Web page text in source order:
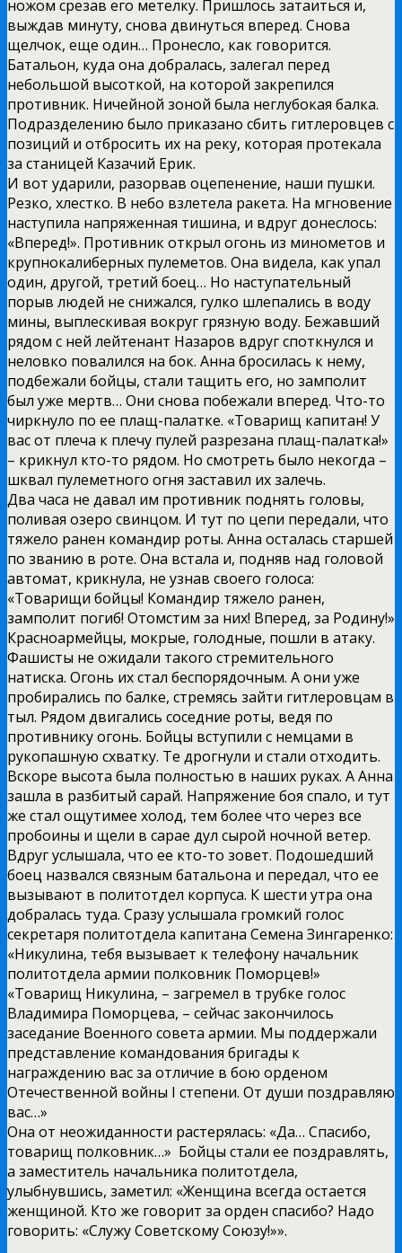
ножом срезав его метелку. Пришлось затаиться и,
выждав минуту, снова двинуться вперед. Снова
щелчок, еще один… Пронесло, как говорится.
Батальон, куда она добралась, залегал перед
небольшой высоткой, на которой закрепился
противник. Ничейной зоной была неглубокая балка.
Подразделению было приказано сбить гитлеровцев с
позиций и отбросить их на реку, которая протекала
за станицей Казачий Ерик.
И вот ударили, разорвав оцепенение, наши пушки.
Резко, хлестко. В небо взлетела ракета. На мгновение
наступила напряженная тишина, и вдруг донеслось:
«Вперед!». Противник открыл огонь из минометов и
крупнокалиберных пулеметов. Она видела, как упал
один, другой, третий боец… Но наступательный
порыв людей не снижался, гулко шлепались в воду
мины, выплескивая вокруг грязную воду. Бежавший
рядом с ней лейтенант Назаров вдруг споткнулся и
неловко повалился на бок. Анна бросилась к нему,
подбежали бойцы, стали тащить его, но замполит
был уже мертв… Они снова побежали вперед. Что-то
чиркнуло по ее плащ-палатке. «Товарищ капитан! У
вас от плеча к плечу пулей разрезана плащ-палатка!»
– крикнул кто-то рядом. Но смотреть было некогда –
шквал пулеметного огня заставил их залечь.
Два часа не давал им противник поднять головы,
поливая озеро свинцом. И тут по цепи передали, что
тяжело ранен командир роты. Анна осталась старшей
по званию в роте. Она встала и, подняв над головой
автомат, крикнула, не узнав своего голоса:
«Товарищи бойцы! Командир тяжело ранен,
замполит погиб! Отомстим за них! Вперед, за Родину!»
Красноармейцы, мокрые, голодные, пошли в атаку.
Фашисты не ожидали такого стремительного
натиска. Огонь их стал беспорядочным. А они уже
пробирались по балке, стремясь зайти гитлеровцам в
тыл. Рядом двигались соседние роты, ведя по
противнику огонь. Бойцы вступили с немцами в
рукопашную схватку. Те дрогнули и стали отходить.
Вскоре высота была полностью в наших руках. А Анна
зашла в разбитый сарай. Напряжение боя спало, и тут
же стал ощутимее холод, тем более что через все
пробоины и щели в сарае дул сырой ночной ветер.
Вдруг услышала, что ее кто-то зовет. Подошедший
боец назвался связным батальона и передал, что ее
вызывают в политотдел корпуса. К шести утра она
добралась туда. Сразу услышала громкий голос
секретаря политотдела капитана Семена Зингаренко:
«Никулина, тебя вызывает к телефону начальник
политотдела армии полковник Поморцев!»
«Товарищ Никулина, – загремел в трубке голос
Владимира Поморцева, – сейчас закончилось
заседание Военного совета армии. Мы поддержали
представление командования бригады к
награждению вас за отличие в бою орденом
Отечественной войны I степени. От души поздравляю
вас…»
Она от неожиданности растерялась: «Да… Спасибо,
товарищ полковник…» Бойцы стали ее поздравлять,
а заместитель начальника политотдела,
улыбнувшись, заметил: «Женщина всегда остается
женщиной. Кто же говорит за орден спасибо? Надо
говорить: «Служу Советскому Союзу!»».